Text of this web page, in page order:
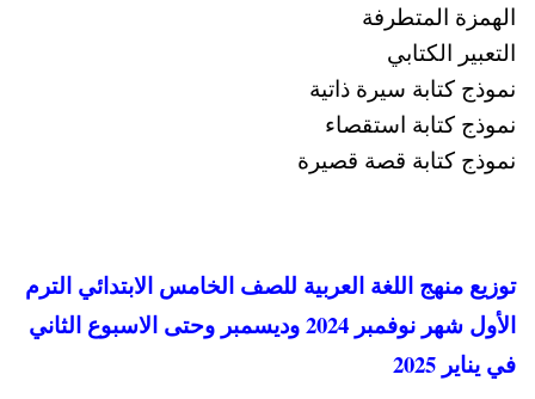
الهمزة المتطرفة
التعبير الكتابي
نموذج كتابة سيرة ذاتية
نموذج كتابة استقصاء
نموذج كتابة قصة قصيرة
توزيع منهج اللغة العربية للصف الخامس الابتدائي الترم
الأول شهر نوفمبر 2024 وديسمبر وحتى الاسبوع الثاني
في يناير 2025